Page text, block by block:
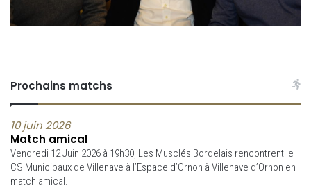
Prochains matchs
10 juin 2026
Match amical
Vendredi 12 Juin 2026 à 19h30, Les Musclés Bordelais rencontrent le
CS Municipaux de Villenave à l’Espace d’Ornon à Villenave d’Ornon en
match amical.